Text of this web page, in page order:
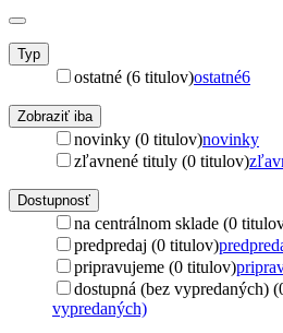
Typ
ostatné (6 titulov)ostatné6
Zobraziť iba
novinky (0 titulov)novinky
zľavnené tituly (0 titulov)
Dostupnosť
na centrálnom sklade (0
predpredaj (0 titulov)
pripravujeme (0 titulov)
dostupná (bez vypredaných)
vypredaných)